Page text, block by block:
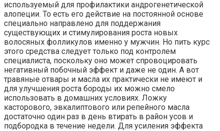
используемый для профилактики андрогенетической
алопеции. То есть его действие на постоянной основе
специально направлено для поддержания
существующих и стимулирования роста новых
волосяных фолликулов именно у мужчин. Но пить курс
этого средства следует только под контролем
специалиста, поскольку оно может спровоцировать
негативный побочный эффект и даже не один. А вот
травяные отвары и масла их практически не имеют и
для улучшения роста бороды их можно смело
использовать в домашних условиях. Ложку
касторового, эвкалиптового или репейного масла
достаточно один раз в день втирать в район усов и
подбородка в течение недели. Для усиления эффекта